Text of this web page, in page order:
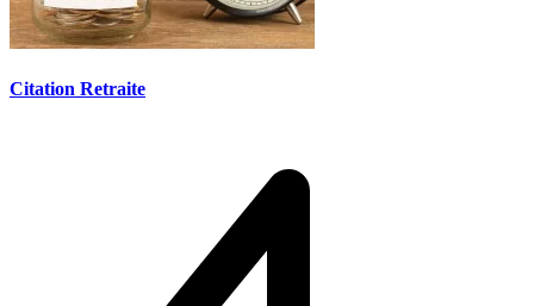
Citation Retraite